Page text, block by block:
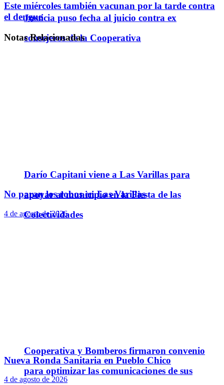
Justicia puso fecha al juicio contra ex
consejeros de la Cooperativa
Darío Capitani viene a Las Varillas para
apoyar al municipio en la Fiesta de las
Colectividades
Cooperativa y Bomberos firmaron convenio
para optimizar las comunicaciones de sus
Este miércoles también vacunan por la tarde contra
el dengue
NotasRelacionadas
No paran los robos en Las Varillas
4 de agosto de 2026
Nueva Ronda Sanitaria en Pueblo Chico
4 de agosto de 2026